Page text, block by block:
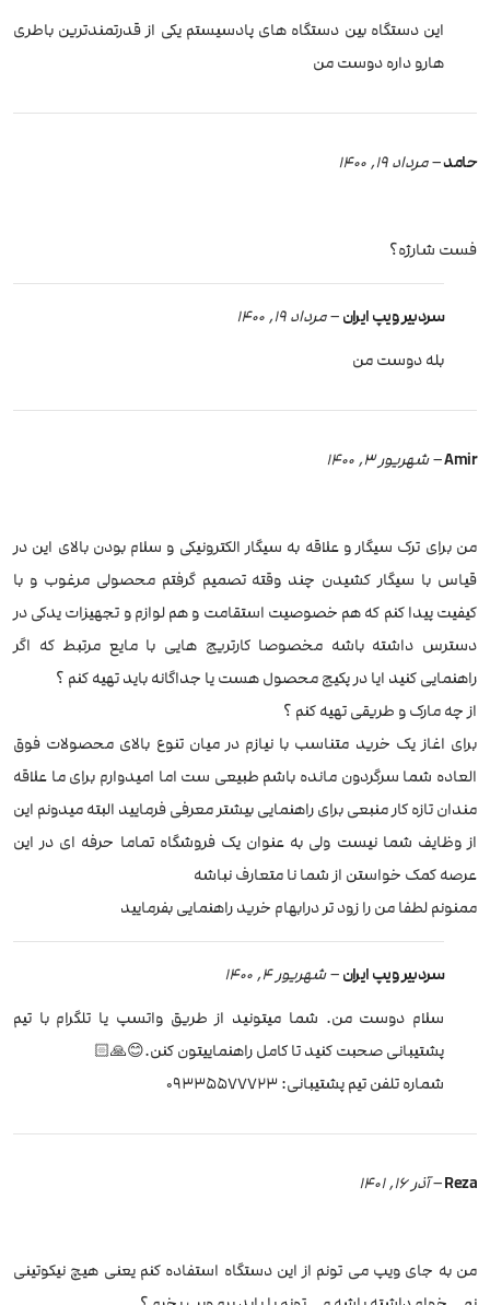
این دستگاه بین دستگاه های پادسیستم یکی از قدرتمندترین باطری
هارو داره دوست من
حامد– مرداد 19, 1400
فست شارژه؟
سردبیر ویپ ایران– مرداد 19, 1400
بله دوست من
Amir
– شهریور 3, 1400
من برای ترک سیگار و علاقه به سیگار الکترونیکی و سلام بودن بالای این در
قیاس با سیگار کشیدن چند وقته تصمیم گرفتم محصولی مرغوب و با
کیفیت پیدا کنم که هم خصوصیت استقامت و هم لوازم و تجهیزات یدکی در
دسترس داشته باشه مخصوصا کارتریج هایی با مایع مرتبط که اگر
راهنمایی کنید ایا در پکیج محصول هست یا جداگانه باید تهیه کنم ؟
از چه مارک و طریقی تهیه کنم ؟
برای اغاز یک خرید متناسب با نیازم در میان تنوع بالای محصولات فوق
العاده شما سرگردون مانده باشم طبیعی ست اما امیدوارم برای ما علاقه
مندان تازه کار منبعی برای راهنمایی بیشتر معرفی فرمایید البته میدونم این
از وظایف شما نیست ولی به عنوان یک فروشگاه تماما حرفه ای در این
عرصه کمک خواستن از شما نا متعارف نباشه
ممنونم لطفا من را زود تر درابهام خرید راهنمایی بفرمایید
سردبیر ویپ ایران– شهریور 4, 1400
سلام دوست من. شما میتونید از طریق واتسپ یا تلگرام با تیم
پشتیبانی صحبت کنید تا کامل راهنماییتون کنن.😊🙏🏻
شماره تلفن تیم پشتیبانی: 09335577723
Reza
–آذر 16, 1401
من به جای ویپ می تونم از این دستگاه استفاده کنم یعنی هیچ نیکوتینی